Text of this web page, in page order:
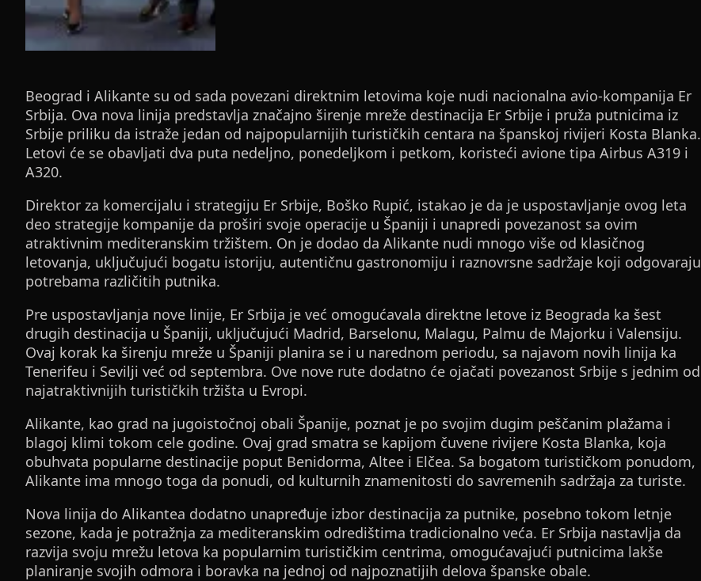
Beograd i Alikante su od sada povezani direktnim letovima koje nudi nacionalna avio-kompanija Er
Srbija. Ova nova linija predstavlja značajno širenje mreže destinacija Er Srbije i pruža putnicima iz
Srbije priliku da istraže jedan od najpopularnijih turističkih centara na španskoj rivijeri Kosta Blanka.
Letovi će se obavljati dva puta nedeljno, ponedeljkom i petkom, koristeći avione tipa Airbus A319 i
A320.
Direktor za komercijalu i strategiju Er Srbije, Boško Rupić, istakao je da je uspostavljanje ovog leta
deo strategije kompanije da proširi svoje operacije u Španiji i unapredi povezanost sa ovim
atraktivnim mediteranskim tržištem. On je dodao da Alikante nudi mnogo više od klasičnog
letovanja, uključujući bogatu istoriju, autentičnu gastronomiju i raznovrsne sadržaje koji odgovaraju
potrebama različitih putnika.
Pre uspostavljanja nove linije, Er Srbija je već omogućavala direktne letove iz Beograda ka šest
drugih destinacija u Španiji, uključujući Madrid, Barselonu, Malagu, Palmu de Majorku i Valensiju.
Ovaj korak ka širenju mreže u Španiji planira se i u narednom periodu, sa najavom novih linija ka
Tenerifeu i Sevilji već od septembra. Ove nove rute dodatno će ojačati povezanost Srbije s jednim od
najatraktivnijih turističkih tržišta u Evropi.
Alikante, kao grad na jugoistočnoj obali Španije, poznat je po svojim dugim peščanim plažama i
blagoj klimi tokom cele godine. Ovaj grad smatra se kapijom čuvene rivijere Kosta Blanka, koja
obuhvata popularne destinacije poput Benidorma, Altee i Elčea. Sa bogatom turističkom ponudom,
Alikante ima mnogo toga da ponudi, od kulturnih znamenitosti do savremenih sadržaja za turiste.
Nova linija do Alikantea dodatno unapređuje izbor destinacija za putnike, posebno tokom letnje
sezone, kada je potražnja za mediteranskim odredištima tradicionalno veća. Er Srbija nastavlja da
razvija svoju mrežu letova ka popularnim turističkim centrima, omogućavajući putnicima lakše
planiranje svojih odmora i boravka na jednoj od najpoznatijih delova španske obale.